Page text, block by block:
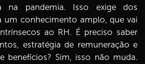
na pandemia. Isso exige dos
um conhecimento amplo, que vai
ao RH. É preciso saber
estratégia de remuneração e
benefícios? Sim, isso não muda.